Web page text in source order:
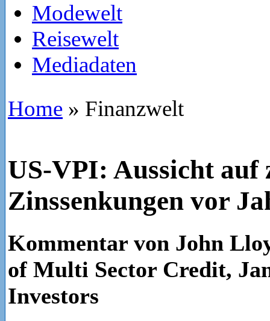
Modewelt
Reisewelt
Mediadaten
Home » Finanzwelt
US-VPI: Aussicht auf
Zinssenkungen vor
Kommentar von John
of Multi Sector Credit,
Investors